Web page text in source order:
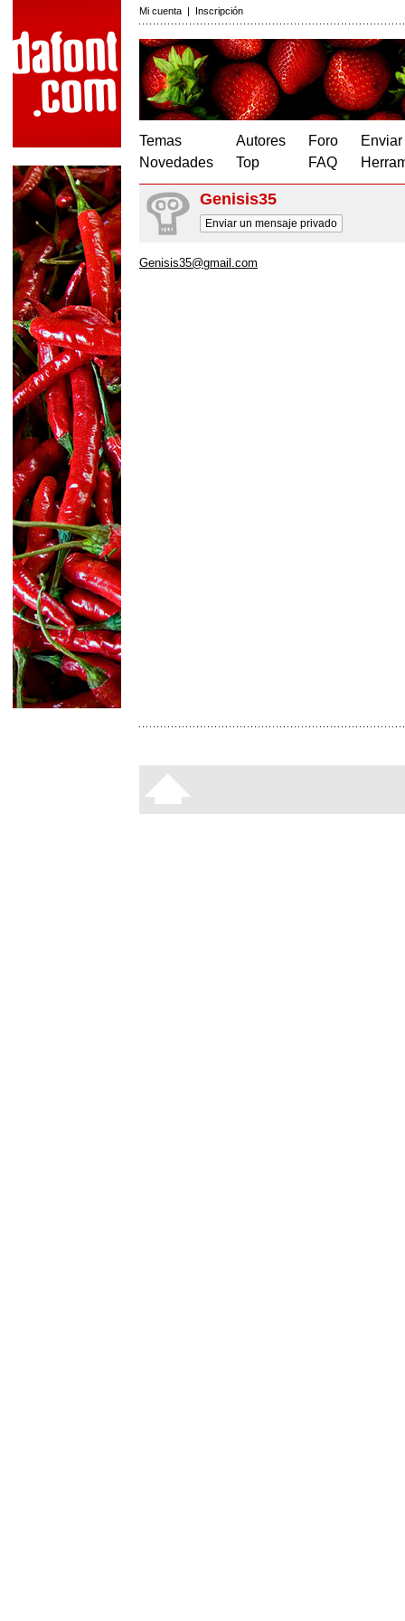
Mi cuenta | Inscripción
Temas
Novedades
Autores
Top
Foro
FAQ
Genisis35
Enviar un mensaje privado
Genisis35@gmail.com